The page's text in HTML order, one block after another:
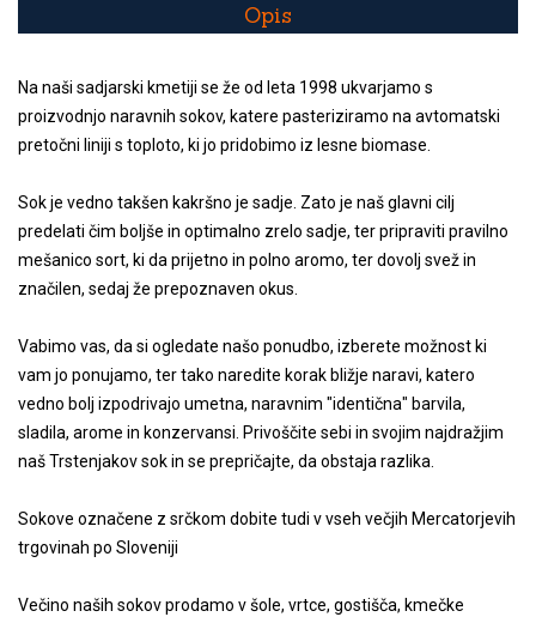
Opis
Na naši sadjarski kmetiji se že od leta 1998 ukvarjamo s
proizvodnjo naravnih sokov, katere pasteriziramo na avtomatski
pretočni liniji s toploto, ki jo pridobimo iz lesne biomase.
Sok je vedno takšen kakršno je sadje. Zato je naš glavni cilj
predelati čim boljše in optimalno zrelo sadje, ter pripraviti pravilno
mešanico sort, ki da prijetno in polno aromo, ter dovolj svež in
značilen, sedaj že prepoznaven okus.
Vabimo vas, da si ogledate našo ponudbo, izberete možnost ki
vam jo ponujamo, ter tako naredite korak bližje naravi, katero
vedno bolj izpodrivajo umetna, naravnim "identična" barvila,
sladila, arome in konzervansi. Privoščite sebi in svojim najdražjim
naš Trstenjakov sok in se prepričajte, da obstaja razlika.
Sokove označene z srčkom dobite tudi v vseh večjih Mercatorjevih
trgovinah po Sloveniji
Večino naših sokov prodamo v šole, vrtce, gostišča, kmečke